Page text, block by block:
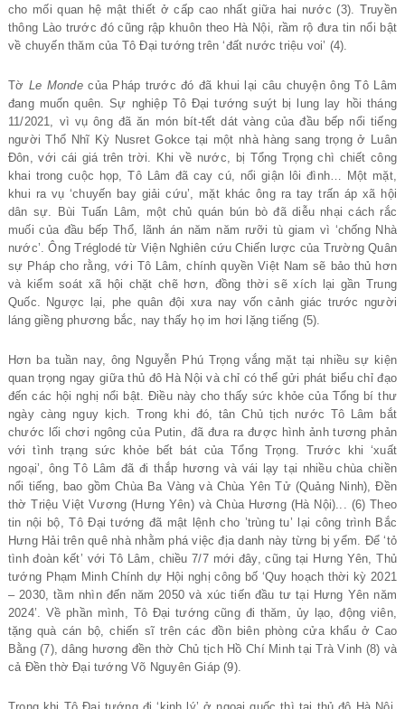
cho mối quan hệ mật thiết ở cấp cao nhất giữa hai nước (3). Truyền
thông Lào trước đó cũng rập khuôn theo Hà Nội, rầm rộ đưa tin nổi bật
về chuyến thăm của Tô Đại tướng trên ‘đất nước triệu voi’ (4).
Tờ Le Mondecủa Pháp trước đó đã khui lại câu chuyện ông Tô Lâm
đang muốn quên. Sự nghiệp Tô Đại tướng suýt bị lung lay hồi tháng
11/2021, vì vụ ông đã ăn món bít-tết dát vàng của đầu bếp nổi tiếng
người Thổ Nhĩ Kỳ Nusret Gokce tại một nhà hàng sang trọng ở Luân
Đôn, với cái giá trên trời. Khi về nước, bị Tổng Trọng chì chiết công
khai trong cuộc họp, Tô Lâm đã cay cú, nổi giận lôi đình… Một mặt,
khui ra vụ ‘chuyến bay giải cứu’, mặt khác ông ra tay trấn áp xã hội
dân sự. Bùi Tuấn Lâm, một chủ quán bún bò đã diễu nhại cách rắc
muối của đầu bếp Thổ, lãnh án năm năm rưỡi tù giam vì ‘chống Nhà
nước’. Ông Tréglodé từ Viện Nghiên cứu Chiến lược của Trường Quân
sự Pháp cho rằng, với Tô Lâm, chính quyền Việt Nam sẽ bảo thủ hơn
và kiểm soát xã hội chặt chẽ hơn, đồng thời sẽ xích lại gần Trung
Quốc. Ngược lại, phe quân đội xưa nay vốn cảnh giác trước người
láng giềng phương bắc, nay thấy họ im hơi lặng tiếng (5).
Hơn ba tuần nay, ông Nguyễn Phú Trọng vắng mặt tại nhiều sự kiện
quan trọng ngay giữa thủ đô Hà Nội và chỉ có thể gửi phát biểu chỉ đạo
đến các hội nghị nổi bật. Điều này cho thấy sức khỏe của Tổng bí thư
ngày càng nguy kịch. Trong khi đó, tân Chủ tịch nước Tô Lâm bắt
chước lối chơi ngông của Putin, đã đưa ra được hình ảnh tương phản
với tình trạng sức khỏe bết bát của Tổng Trọng. Trước khi ‘xuất
ngoại’, ông Tô Lâm đã đi thắp hương và vái lạy tại nhiều chùa chiền
nổi tiếng, bao gồm Chùa Ba Vàng và Chùa Yên Tử (Quảng Ninh), Đền
thờ Triệu Việt Vương (Hưng Yên) và Chùa Hương (Hà Nội)... (6) Theo
tin nội bộ, Tô Đại tướng đã mật lệnh cho ’trùng tu’ lại công trình Bắc
Hưng Hải trên quê nhà nhằm phá việc địa danh này từng bị yểm. Để ‘tỏ
tình đoàn kết’ với Tô Lâm, chiều 7/7 mới đây, cũng tại Hưng Yên, Thủ
tướng Phạm Minh Chính dự Hội nghị công bố ‘Quy hoạch thời kỳ 2021
– 2030, tầm nhìn đến năm 2050 và xúc tiến đầu tư tại Hưng Yên năm
2024’. Về phần mình, Tô Đại tướng cũng đi thăm, ủy lạo, động viên,
tặng quà cán bộ, chiến sĩ trên các đồn biên phòng cửa khẩu ở Cao
Bằng (7), dâng hương đền thờ Chủ tịch Hồ Chí Minh tại Trà Vinh (8) và
cả Đền thờ Đại tướng Võ Nguyên Giáp (9).